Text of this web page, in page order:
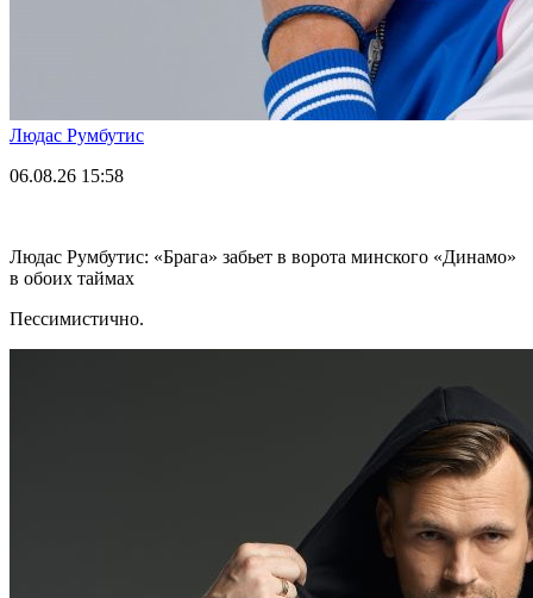
Людас Румбутис
06.08.26 15:58
Людас Румбутис: «Брага» забьет в ворота минского «Динамо»
в обоих таймах
Пессимистично.